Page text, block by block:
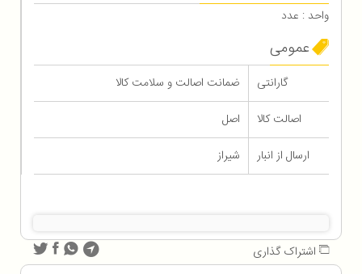
واحد : عدد
عمومی
گارانتی
ضمانت اصالت و سلامت کالا
اصالت کالا
اصل
ارسال از انبار
شیراز
اشتراک گذاری